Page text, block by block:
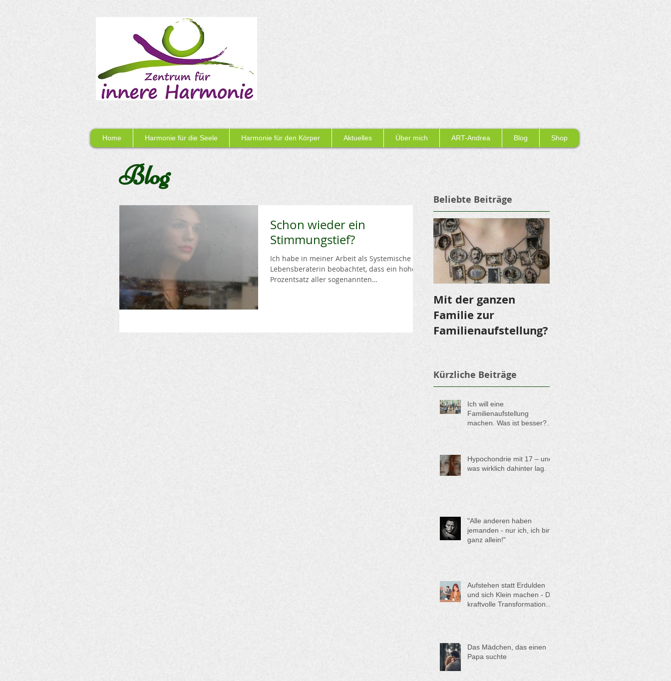
Home Harmonie für die Seele Harmonie für den Körper Aktuelles Über mich ART-Andrea Blog Shop
Blog
Schon wieder ein
Stimmungstief?
Ich habe in meiner Arbeit als Systemische
Lebensberaterin beobachtet, dass ein hoher
Prozentsatz aller sogenannten
Beliebte Beiträge
Mit der ganzen
Familie zur
Familienaufstellung?
Kürzliche Beiträge
Ich will eine
Familienaufstellung
machen. Was ist besser?
buchen?
Hypochondrie mit 17 – und
was wirklich dahinter lag.
"Alle anderen haben
jemanden - nur ich, ich bin
ganz allein!"
Aufstehen statt Erdulden
und sich Klein machen - Die
kraftvolle Transformation
Das Mädchen, das einen
Papa suchte